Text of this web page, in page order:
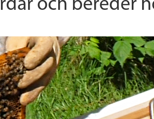
och bereder